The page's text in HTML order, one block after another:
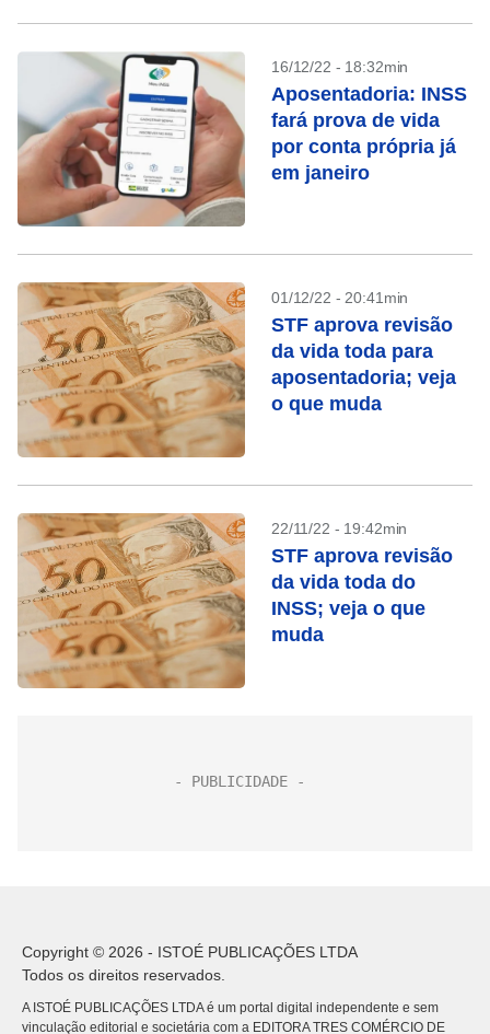
16/12/22 - 18:32min
Aposentadoria: INSS
fará prova de vida
por conta própria já
em janeiro
01/12/22 - 20:41min
STF aprova revisão
da vida toda para
aposentadoria; veja
o que muda
22/11/22 - 19:42min
STF aprova revisão
da vida toda do
INSS; veja o que
muda
Copyright © 2026 - ISTOÉ PUBLICAÇÕES LTDA
Todos os direitos reservados.
A ISTOÉ PUBLICAÇÕES LTDA é um portal digital independente e sem
vinculação editorial e societária com a EDITORA TRES COMÉRCIO DE